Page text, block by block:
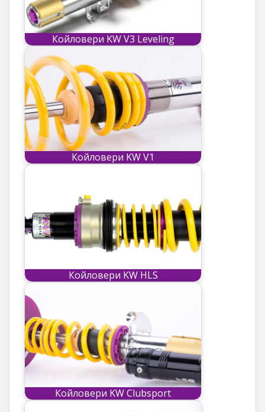
Койловери KW V3 Leveling
Койловери KW V1
Койловери KW HLS
Койловери KW Clubsport